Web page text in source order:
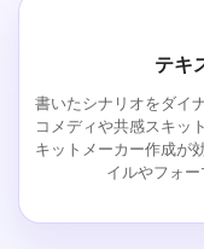
テキ
書いたシナリオをダイ
コメディや共感スキッ
キットメーカー作成が
イルやフォー